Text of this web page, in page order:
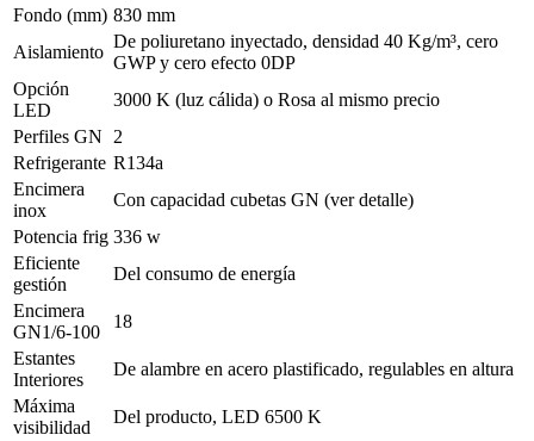
Fondo (mm) 830 mm
Aislamiento
De poliuretano inyectado, densidad 40 Kg/m³, cero
GWP y cero efecto 0DP
Opción
LED
3000 K (luz cálida) o Rosa al mismo precio
Perfiles GN
2
Refrigerante R134a
Encimera
inox
Con capacidad cubetas GN (ver detalle)
Potencia frig 336 w
Eficiente
gestión
Del consumo de energía
Encimera
GN1/6-100
18
Estantes
Interiores
De alambre en acero plastificado, regulables en altura
Máxima
visibilidad
Del producto, LED 6500 K